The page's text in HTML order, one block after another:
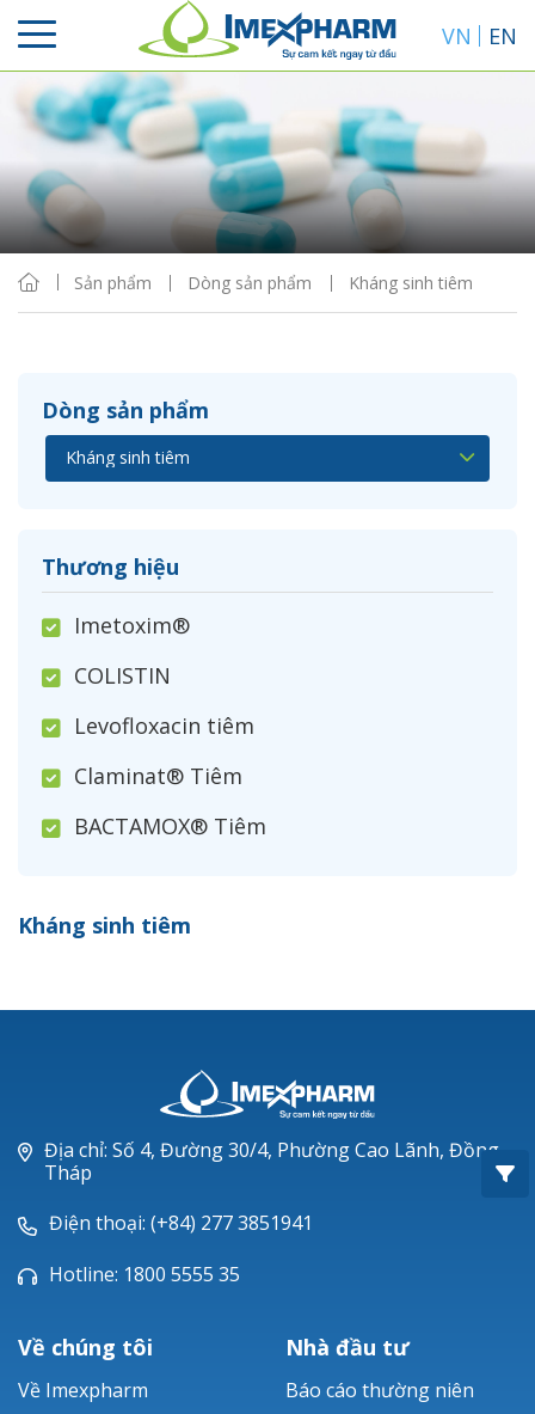
VN EN
Sản phẩm Dòng sản phẩm Kháng sinh tiêm
Dòng sản phẩm
Thương hiệu
Imetoxim®
COLISTIN
Levofloxacin tiêm
Claminat® Tiêm
BACTAMOX® Tiêm
Ceftizoxim®
Piperacillin
Ticarlinat®
Zobacta®
Bacsulfo®
Kháng sinh tiêm
Sắp xếp
Hiển thị
Địa chỉ: Số 4, Đường 30/4, Phường Cao Lãnh, Đồng
Tháp
Điện thoại: (+84) 277 3851941
Hotline: 1800 5555 35
Về chúng tôi
Về Imexpharm
Nhà đầu tư
Báo cáo thường niên